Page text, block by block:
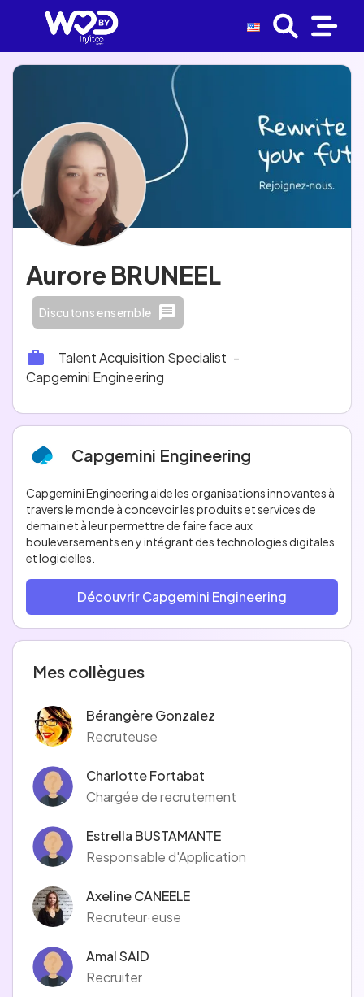
Aurore BRUNEEL
Discutons ensemble
Talent Acquisition Specialist -
Capgemini Engineering
Capgemini Engineering
Capgemini Engineering aide les organisations innovantes à
travers le monde à concevoir les produits et services de
demain et à leur permettre de faire face aux
bouleversements en y intégrant des technologies digitales
et logicielles.
Découvrir Capgemini Engineering
Mes collègues
Bérangère Gonzalez
Recruteuse
Charlotte Fortabat
Chargée de recrutement
Estrella BUSTAMANTE
Responsable d'Application
Axeline CANEELE
Recruteur·euse
Amal SAID
Recruiter